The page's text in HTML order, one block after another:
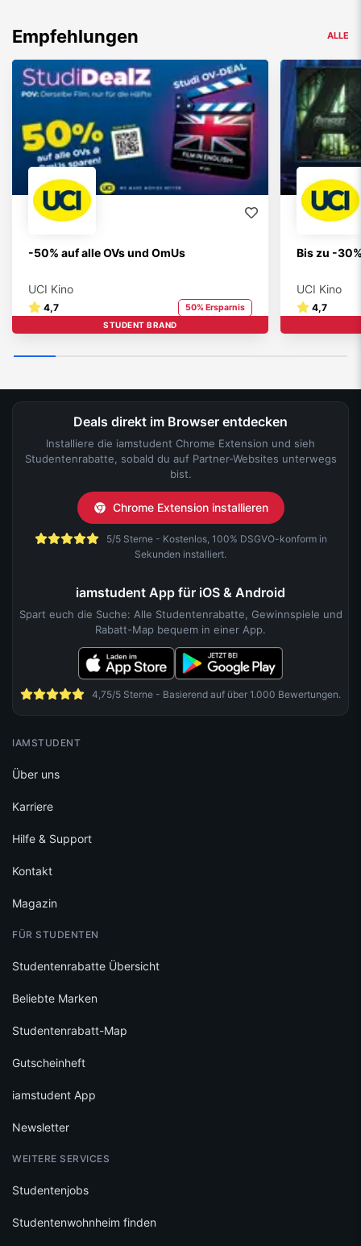
Empfehlungen ALLE
-50% auf alle OVs und OmUs
UCI Kino
4,7 50% Ersparnis
STUDENT BRAND
Bis zu -
UCI Kino
4,7
Deals direkt im Browser entdecken
Installiere die iamstudent Chrome Extension und sieh
Studentenrabatte, sobald du auf Partner-Websites unterwegs
bist.
Chrome Extension installieren
5/5 Sterne - Kostenlos, 100% DSGVO-konform in
Sekunden installiert.
iamstudent App für iOS & Android
Spart euch die Suche: Alle Studentenrabatte, Gewinnspiele und
Rabatt-Map bequem in einer App.
4,75/5 Sterne - Basierend auf über 1.000 Bewertungen.
IAMSTUDENT
Über uns
Karriere
Hilfe & Support
Kontakt
Magazin
FÜR STUDENTEN
Studentenrabatte Übersicht
Beliebte Marken
Studentenrabatt-Map
Gutscheinheft
iamstudent App
Newsletter
WEITERE SERVICES
Studentenjobs
Studentenwohnheim finden